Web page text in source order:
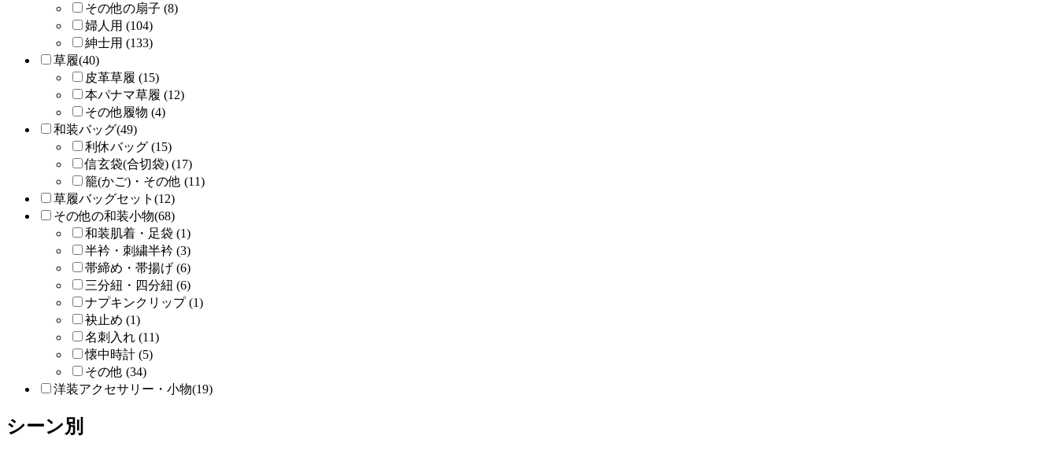
その他の扇子 (8)
婦人用 (104)
紳士用 (133)
草履(40)
皮革草履 (15)
本パナマ草履 (12)
その他履物 (4)
和装バッグ(49)
利休バッグ (15)
信玄袋(合切袋) (17)
籠(かご)・その他 (11)
草履バッグセット(12)
その他の和装小物(68)
和装肌着・足袋 (1)
半衿・刺繍半衿 (3)
帯締め・帯揚げ (6)
三分紐・四分紐 (6)
ナプキンクリップ (1)
袂止め (1)
名刺入れ (11)
懐中時計 (5)
その他 (34)
洋装アクセサリー・小物(19)
シーン別